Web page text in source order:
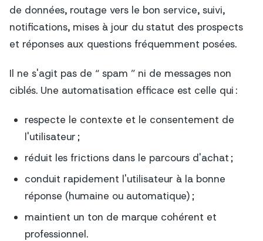
de données, routage vers le bon service, suivi,
notifications, mises à jour du statut des prospects
et réponses aux questions fréquemment posées.
Il ne s'agit pas de “ spam ” ni de messages non
ciblés. Une automatisation efficace est celle qui :
respecte le contexte et le consentement de
l'utilisateur ;
réduit les frictions dans le parcours d'achat ;
conduit rapidement l'utilisateur à la bonne
réponse (humaine ou automatique) ;
maintient un ton de marque cohérent et
professionnel.